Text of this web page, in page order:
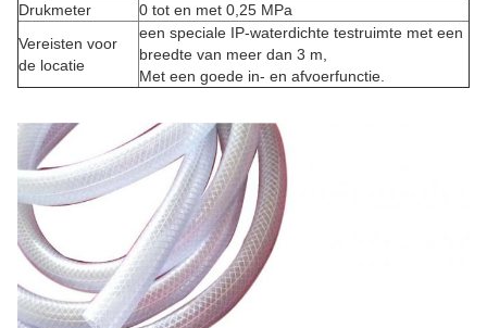
Drukmeter
0 tot en met 0,25 MPa
Vereisten voor
de locatie
een speciale IP-waterdichte testruimte met een
breedte van meer dan 3 m,
Met een goede in- en afvoerfunctie.